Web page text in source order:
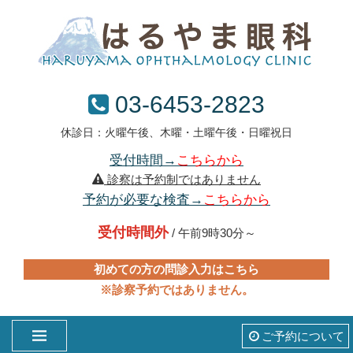
03-6453-2823
休診日：火曜午後、木曜・土曜午後・日曜祝日
受付時間→ こちらから
診察は予約制ではありません
予約が必要な検査→ こちらから
受付時間外/ 午前9時30分～
初めての方の問診入力はこちら
※診察予約ではありません。
ご予約について